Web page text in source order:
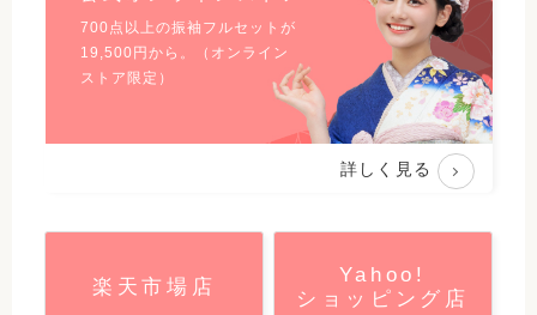
700点以上の振袖フルセットが
19,500 円から。（オンライン
ストア限定）
詳しく見る
楽天市場店
Yahoo!
ショッピング店